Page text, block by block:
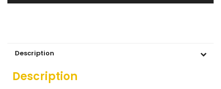
Description
Description